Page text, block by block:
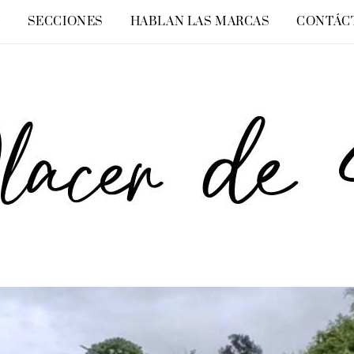
SECCIONES HABLAN LAS MARCAS